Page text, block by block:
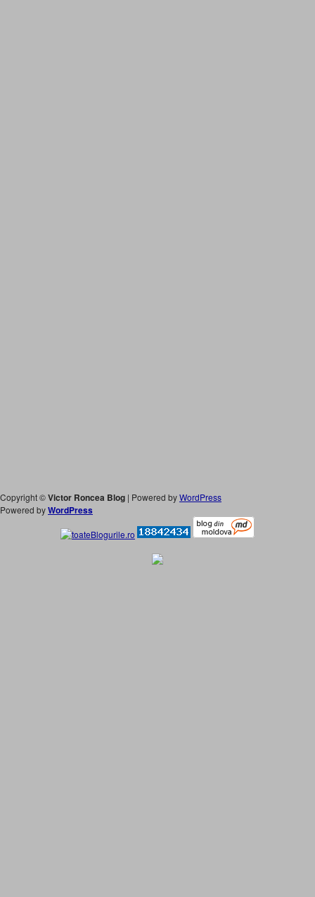
Copyright ©Victor Roncea Blog | Powered byWordPress
Powered byWordPress